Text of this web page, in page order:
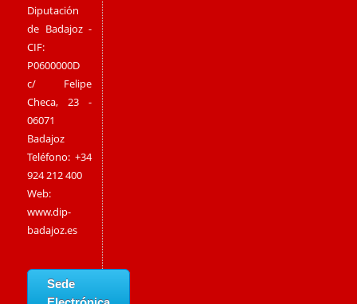
Diputación
de Badajoz -
CIF:
P0600000D
c/ Felipe
Checa, 23 -
06071
Badajoz
Teléfono: +34
924 212 400
Web:
www.dip-
badajoz.es
Sede